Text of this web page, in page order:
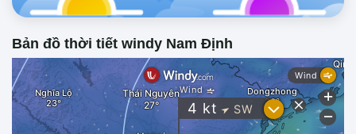
Bản đồ thời tiết windy Nam Định